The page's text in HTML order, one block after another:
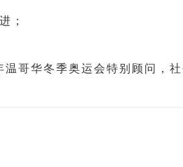
；
哥华冬季奥运会特别顾问，社